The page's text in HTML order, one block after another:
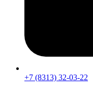
+7 (8313) 32-03-22